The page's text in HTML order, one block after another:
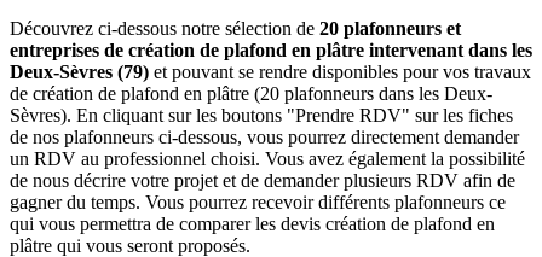
Découvrez ci-dessous notre sélection de 20 plafonneurs et
entreprises de création de plafond en plâtre intervenant dans les
Deux-Sèvres (79) et pouvant se rendre disponibles pour vos travaux
de création de plafond en plâtre (20 plafonneurs dans les Deux-
Sèvres). En cliquant sur les boutons "Prendre RDV" sur les fiches
de nos plafonneurs ci-dessous, vous pourrez directement demander
un RDV au professionnel choisi. Vous avez également la possibilité
de nous décrire votre projet et de demander plusieurs RDV afin de
gagner du temps. Vous pourrez recevoir différents plafonneurs ce
qui vous permettra de comparer les devis création de plafond en
plâtre qui vous seront proposés.